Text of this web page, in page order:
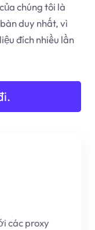
chúng tôi là
duy nhất, vì
đích nhiều lần
các proxy